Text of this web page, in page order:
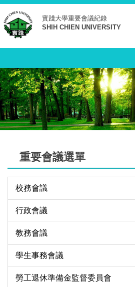
跳
到
主
要
容
區
實踐大學重要會議紀錄
SHIH CHIEN UNIVERSITY
重要會議選單
校務會議
行政會議
教務會議
學生事務會議
勞工退休準備金監督委員會